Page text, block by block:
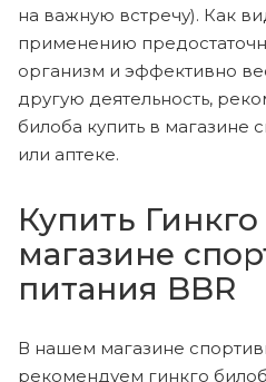
на важную встречу). Как
применению
организм и эффективно
другую деятельность,
билоба купить в магазине
или аптеке.
Купить
магазине
питания BBR
В нашем магазине
рекомендуем гинкго